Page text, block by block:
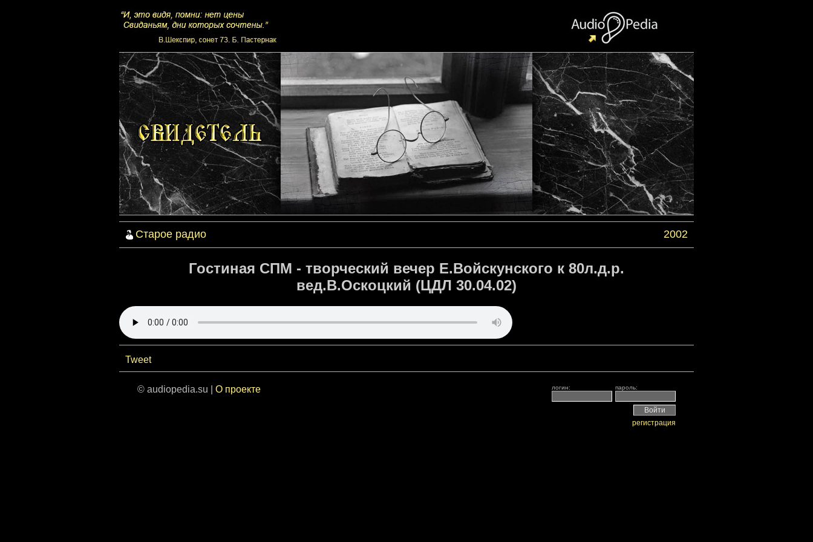
Старое радио 2002
Гостиная СПМ - творческий вечер Е.Войскунского к 80л.д.р.
вед.В.Оскоцкий (ЦДЛ 30.04.02)
Tweet
© audiopedia.su | О проекте пароль:
логин:
регистрация